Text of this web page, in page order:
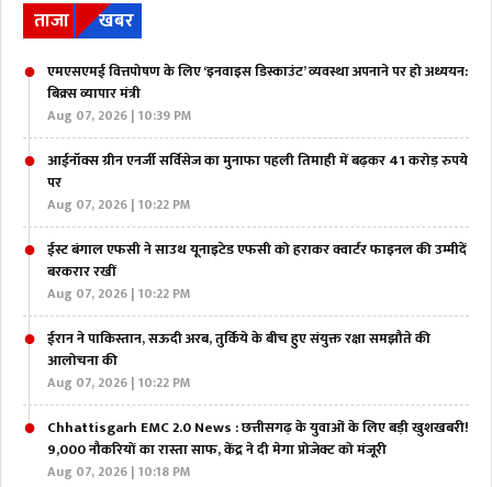
ताजा खबर
एमएसएमई वित्तपोषण के लिए ‘इनवाइस डिस्काउंट’ व्यवस्था अपनाने पर हो अध्ययन:
बिक्र्स व्यापार मंत्री
Aug 07, 2026 | 10:39 PM
आईनॉक्स ग्रीन एनर्जी सर्विसेज का मुनाफा पहली तिमाही में बढ़कर 41 करोड़ रुपये
पर
Aug 07, 2026 | 10:22 PM
ईस्ट बंगाल एफसी ने साउथ यूनाइटेड एफसी को हराकर क्वार्टर फाइनल की उम्मीदें
बरकरार रखीं
Aug 07, 2026 | 10:22 PM
ईरान ने पाकिस्तान, सऊदी अरब, तुर्किये के बीच हुए संयुक्त रक्षा समझौते की
आलोचना की
Aug 07, 2026 | 10:22 PM
Chhattisgarh EMC 2.0 News : छत्तीसगढ़ के युवाओं के लिए बड़ी खुशखबरी!
9,000 नौकरियों का रास्ता साफ, केंद्र ने दी मेगा प्रोजेक्ट को मंजूरी
Aug 07, 2026 | 10:18 PM